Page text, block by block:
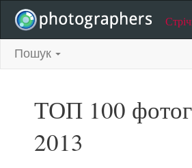
Пошук
ТОП 100
2013